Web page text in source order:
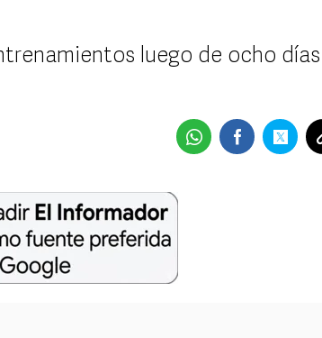
luego de ocho días